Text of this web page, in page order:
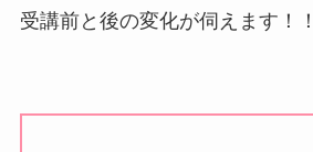
受講前と後の変化が伺えます！！